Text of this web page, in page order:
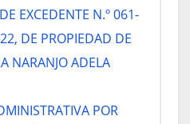
EXCEDENTE N.º 061-
DE PROPIEDAD DE
NARANJO ADELA
POR